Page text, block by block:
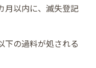
月以内に、滅失登記
下の過料が処される